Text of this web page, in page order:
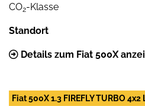
CO2-Klasse
Standort
Details zum Fiat 500X
Fiat 500X 1.3 FIREFLY TURBO